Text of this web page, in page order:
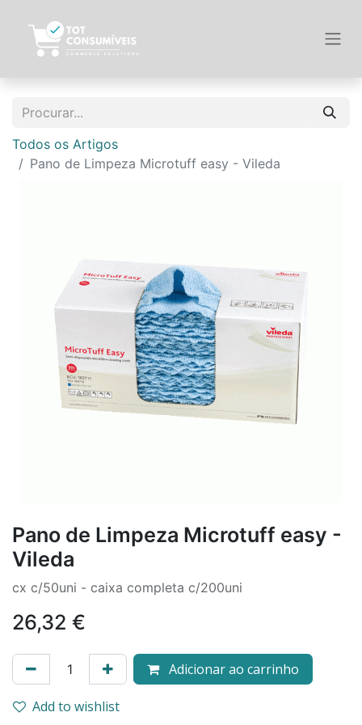
Todos os Artigos
Pano de Limpeza Microtuff easy - Vileda
Pano de Limpeza Microtuff easy -
Vileda
cx c/50uni - caixa completa c/200uni
26,32 €
Adicionar ao carrinho
Add to wishlist